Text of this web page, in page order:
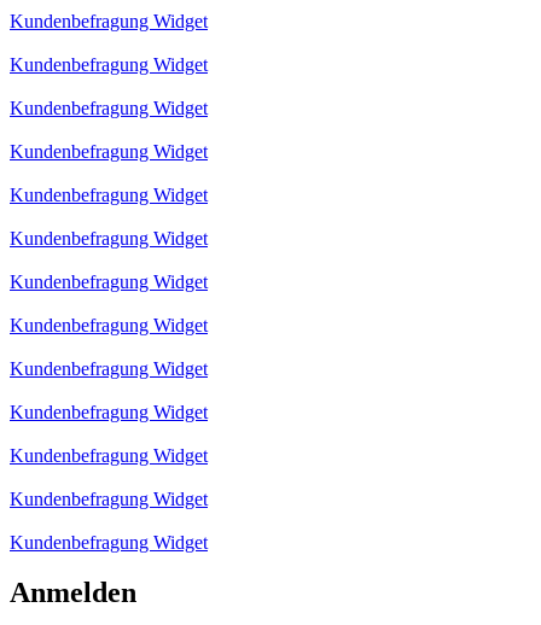
Kundenbefragung Widget
Kundenbefragung Widget
Kundenbefragung Widget
Kundenbefragung Widget
Kundenbefragung Widget
Kundenbefragung Widget
Kundenbefragung Widget
Kundenbefragung Widget
Kundenbefragung Widget
Kundenbefragung Widget
Kundenbefragung Widget
Kundenbefragung Widget
Kundenbefragung Widget
Anmelden